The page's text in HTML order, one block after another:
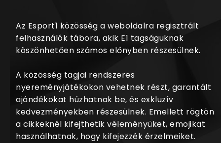
Az Esport1 közösség a weboldalra regisztrált
felhasználók tábora, akik E1 tagságuknak
köszönhetően számos előnyben részesülnek.
A közösség tagjai rendszeres
nyereményjátékokon vehetnek részt, garantált
ajándékokat húzhatnak be, és exkluzív
kedvezményekben részesülnek. Emellett rögtön
a cikkeknél kifejthetik véleményüket, emojikat
használhatnak, hogy kifejezzék érzelmeiket.